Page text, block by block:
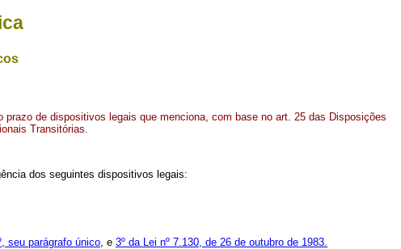
prazo de dispositivos legais que menciona, com base no art. 25 das Disposições
Transitórias.
dos seguintes dispositivos legais:
seu parágrafo único, e 3º da Lei nº 7.130, de 26 de outubro de 1983.